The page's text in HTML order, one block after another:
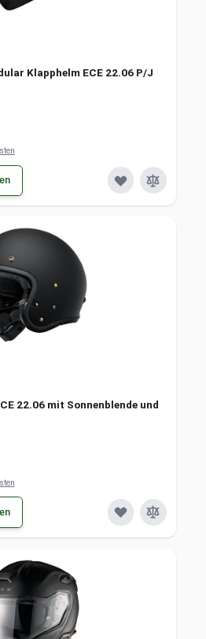
Klapphelm ECE 22.06 P/J
22.06 mit Sonnenblende und